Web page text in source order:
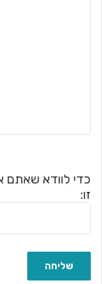
כדי לוודא שאתם
זו: